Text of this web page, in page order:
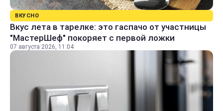
ВКУСНО
Вкус лета в тарелке: это гаспачо от участницы
"МастерШеф" покоряет с первой ложки
07 августа 2026, 11:04